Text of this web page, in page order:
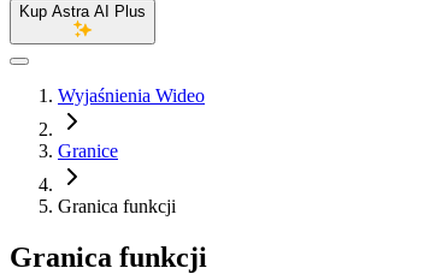
Kup Astra AI Plus
Wyjaśnienia Wideo
Granice
Granica funkcji
Granica funkcji